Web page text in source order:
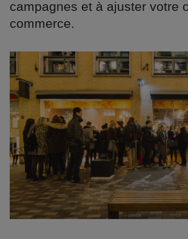
campagnes et à ajuster votre
commerce.